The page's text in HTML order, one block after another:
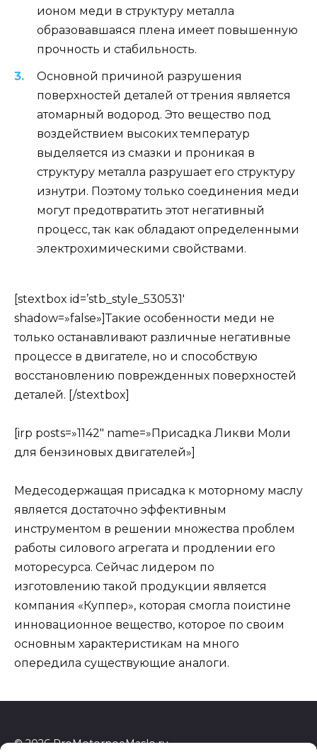
ионом меди в структуру металла
образовавшаяся плена имеет повышенную
прочность и стабильность.
Основной причиной разрушения
поверхностей деталей от трения является
атомарный водород. Это вещество под
воздействием высоких температур
выделяется из смазки и проникая в
структуру металла разрушает его структуру
изнутри. Поэтому только соединения меди
могут предотвратить этот негативный
процесс, так как обладают определенными
электрохимическими свойствами.
[stextbox id=’stb_style_530531′
shadow=»false»]Такие особенности меди не
только останавливают различные негативные
процессе в двигателе, но и способствую
восстановлению поврежденных поверхностей
деталей. [/stextbox]
[irp posts=»1142″ name=»Присадка Ликви Моли
для бензиновых двигателей»]
Медесодержащая присадка к моторному маслу
является достаточно эффективным
инструментом в решении множества проблем
работы силового агрегата и продлении его
моторесурса. Сейчас лидером по
изготовлению такой продукции является
компания «Куппер», которая смогла поистине
инновационное вещество, которое по своим
основным характеристикам на много
опередила существующие аналоги.
© 2026 ProMotornoeMaslo.ru